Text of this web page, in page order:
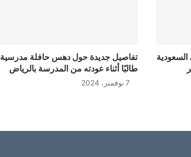
تفاصيل جديدة حول دهس حافلة مدرسية
طالبًا أثناء عودته من المدرسة بالرياض
7 نوفمبر، 2024